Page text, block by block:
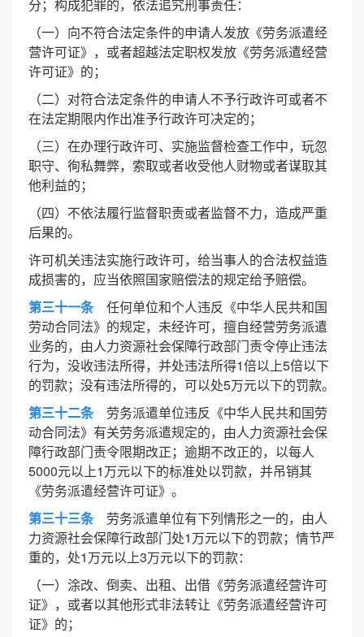
分；构成犯罪的，依法追究刑事责任：
（一）向不符合法定条件的申请人发放《劳务派遣经
营许可证》，或者超越法定职权发放《劳务派遣经营
许可证》的；
（二）对符合法定条件的申请人不予行政许可或者不
在法定期限内作出准予行政许可决定的；
（三）在办理行政许可、实施监督检查工作中，玩忽
职守、徇私舞弊，索取或者收受他人财物或者谋取其
他利益的；
（四）不依法履行监督职责或者监督不力，造成严重
后果的。
许可机关违法实施行政许可，给当事人的合法权益造
成损害的，应当依照国家赔偿法的规定给予赔偿。
第三十一条任何单位和个人违反《中华人民共和国
劳动合同法》的规定，未经许可，擅自经营劳务派遣
业务的，由人力资源社会保障行政部门责令停止违法
行为，没收违法所得，并处违法所得1倍以上5倍以下
的罚款；没有违法所得的，可以处5万元以下的罚款。
第三十二条劳务派遣单位违反《中华人民共和国劳
动合同法》有关劳务派遣规定的，由人力资源社会保
障行政部门责令限期改正；逾期不改正的，以每人
5000元以上1万元以下的标准处以罚款，并吊销其
《劳务派遣经营许可证》。
第三十三条劳务派遣单位有下列情形之一的，由人
力资源社会保障行政部门处1万元以下的罚款；情节严
重的，处1万元以上3万元以下的罚款：
（一）涂改、倒卖、出租、出借《劳务派遣经营许可
证》，或者以其他形式非法转让《劳务派遣经营许可
证》的；